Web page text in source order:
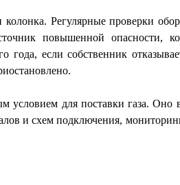
Регулярные проверки
повышенной опасности,
если собственник
условием для поставки газа. Оно
и схем подключения,